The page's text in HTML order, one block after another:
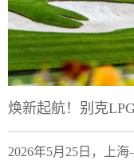
焕新起航！别克
2026年5月25日，上